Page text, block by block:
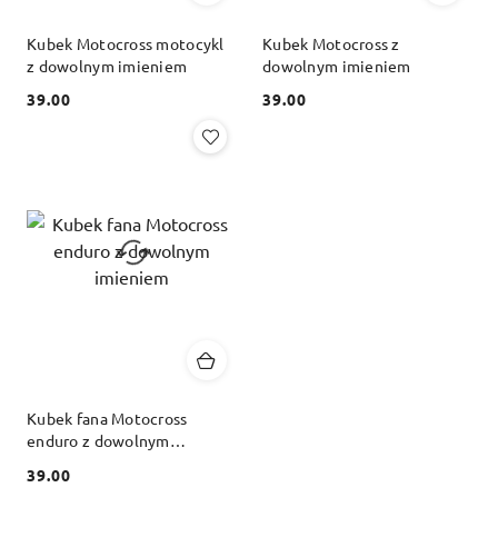
Kubek Motocross motocykl
z dowolnym imieniem
Cena:
39.00
Kubek Motocross z
dowolnym imieniem
Cena:
39.00
Kubek fana Motocross
enduro z dowolnym
Cena:
39.00